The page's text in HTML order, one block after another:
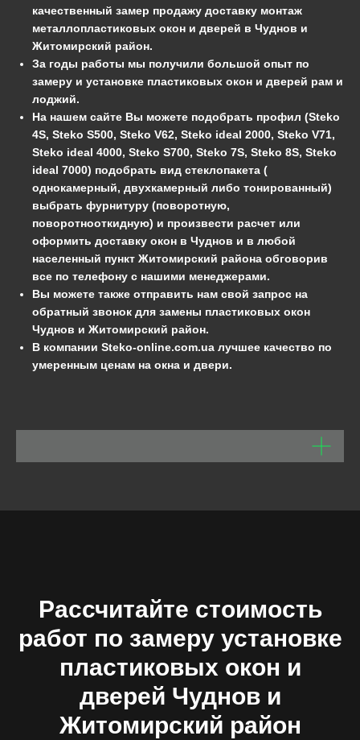
качественный замер продажу доставку монтаж
металлопластиковых окон и дверей в Чуднов и
Житомирский район.
За годы работы мы получили большой опыт по
замеру и установке пластиковых окон и дверей рам и
лоджий.
На нашем сайте Вы можете подобрать профил (Steko
4S, Steko S500, Steko V62, Steko ideal 2000, Steko V71,
Steko ideal 4000, Steko S700, Steko 7S, Steko 8S, Steko
ideal 7000) подобрать вид стеклопакета (
однокамерный, двухкамерный либо тонированный)
выбрать фурнитуру (поворотную,
поворотнооткидную) и произвести расчет или
оформить доставку окон в Чуднов и в любой
населенный пункт Житомирский района обговорив
все по телефону с нашими менеджерами.
Вы можете также отправить нам свой запрос на
обратный звонок для замены пластиковых окон
Чуднов и Житомирский район.
В компании Steko-online.com.ua лучшее качество по
умеренным ценам на окна и двери.
Рассчитайте стоимость
работ по замеру установке
пластиковых окон и
дверей Чуднови
Житомирский район